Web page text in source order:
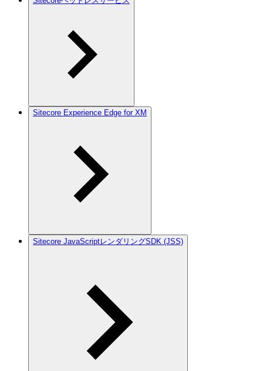
Sitecore Experience Edge for XM
Sitecore JavaScriptレンダリングSDK (JSS)